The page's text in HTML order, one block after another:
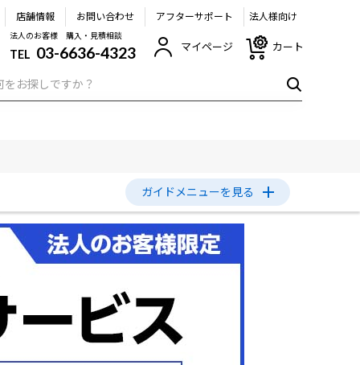
店舗情報 お問い合わせ アフターサポート 法人様向け
法人のお客様 購入・見積相談
TEL 03-6636-4323 マイページ カート
ガイドメニューを見る
収書発行手順について
業日のご案内
ブサイトからの通知について
よくあるご質問